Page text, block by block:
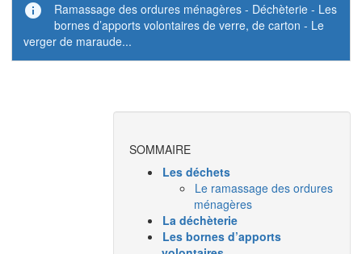
info
Ramassage des ordures ménagères - Déchèterie - Les
bornes d’apports volontaires de verre, de carton - Le
verger de maraude...
SOMMAIRE
Les déchets
Le ramassage des ordures
ménagères
La déchèterie
Les bornes d’apports